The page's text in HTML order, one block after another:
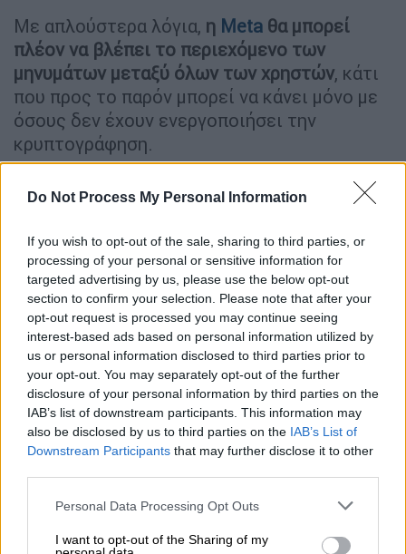
Do Not Process My Personal Information
If you wish to opt-out of the sale, sharing to third parties, or
processing of your personal or sensitive information for
targeted advertising by us, please use the below opt-out
section to confirm your selection. Please note that after your
opt-out request is processed you may continue seeing
interest-based ads based on personal information utilized by
us or personal information disclosed to third parties prior to
your opt-out. You may separately opt-out of the further
disclosure of your personal information by third parties on the
IAB’s list of downstream participants. This information may
also be disclosed by us to third parties on the IAB’s List of
Downstream Participants that may further disclose it to other
Please note that this website/app uses one or more Google
not limited to your visit or usage behaviour. You may click to
Personal Data Processing Opt Outs
I want to opt-out of the Sharing of my
Με απλούστερα λόγια, η Meta θα μπορεί
πλέον να βλέπει το περιεχόμενο των
μηνυμάτων μεταξύ όλων των χρηστών, κάτι
που προς το παρόν μπορεί να κάνει μόνο με
όσους δεν έχουν ενεργοποιήσει την
κρυπτογράφηση.
ΔΙΑΒΑΣΤΕ ΕΠΙΣΗΣ
Τεχνολογία|15.03.2026 12:29
Βοηθούν τα AI παιχνίδια τα παιδιά
μικρών ηλικών; Τα ανησυχητικά
αποτελέσματα έρευνας
Τεχνολογία |16.03.2026 22:52
Μήνυση της εγκυκλοπαίδειας
Britannica κατά της OpenAI -
«Εκπαίδευαν αλόγιστα τα μοντέλα
τεχνητής νοημοσύνης»
Η συγκεκριμένη λειτουργία έχει ήδη